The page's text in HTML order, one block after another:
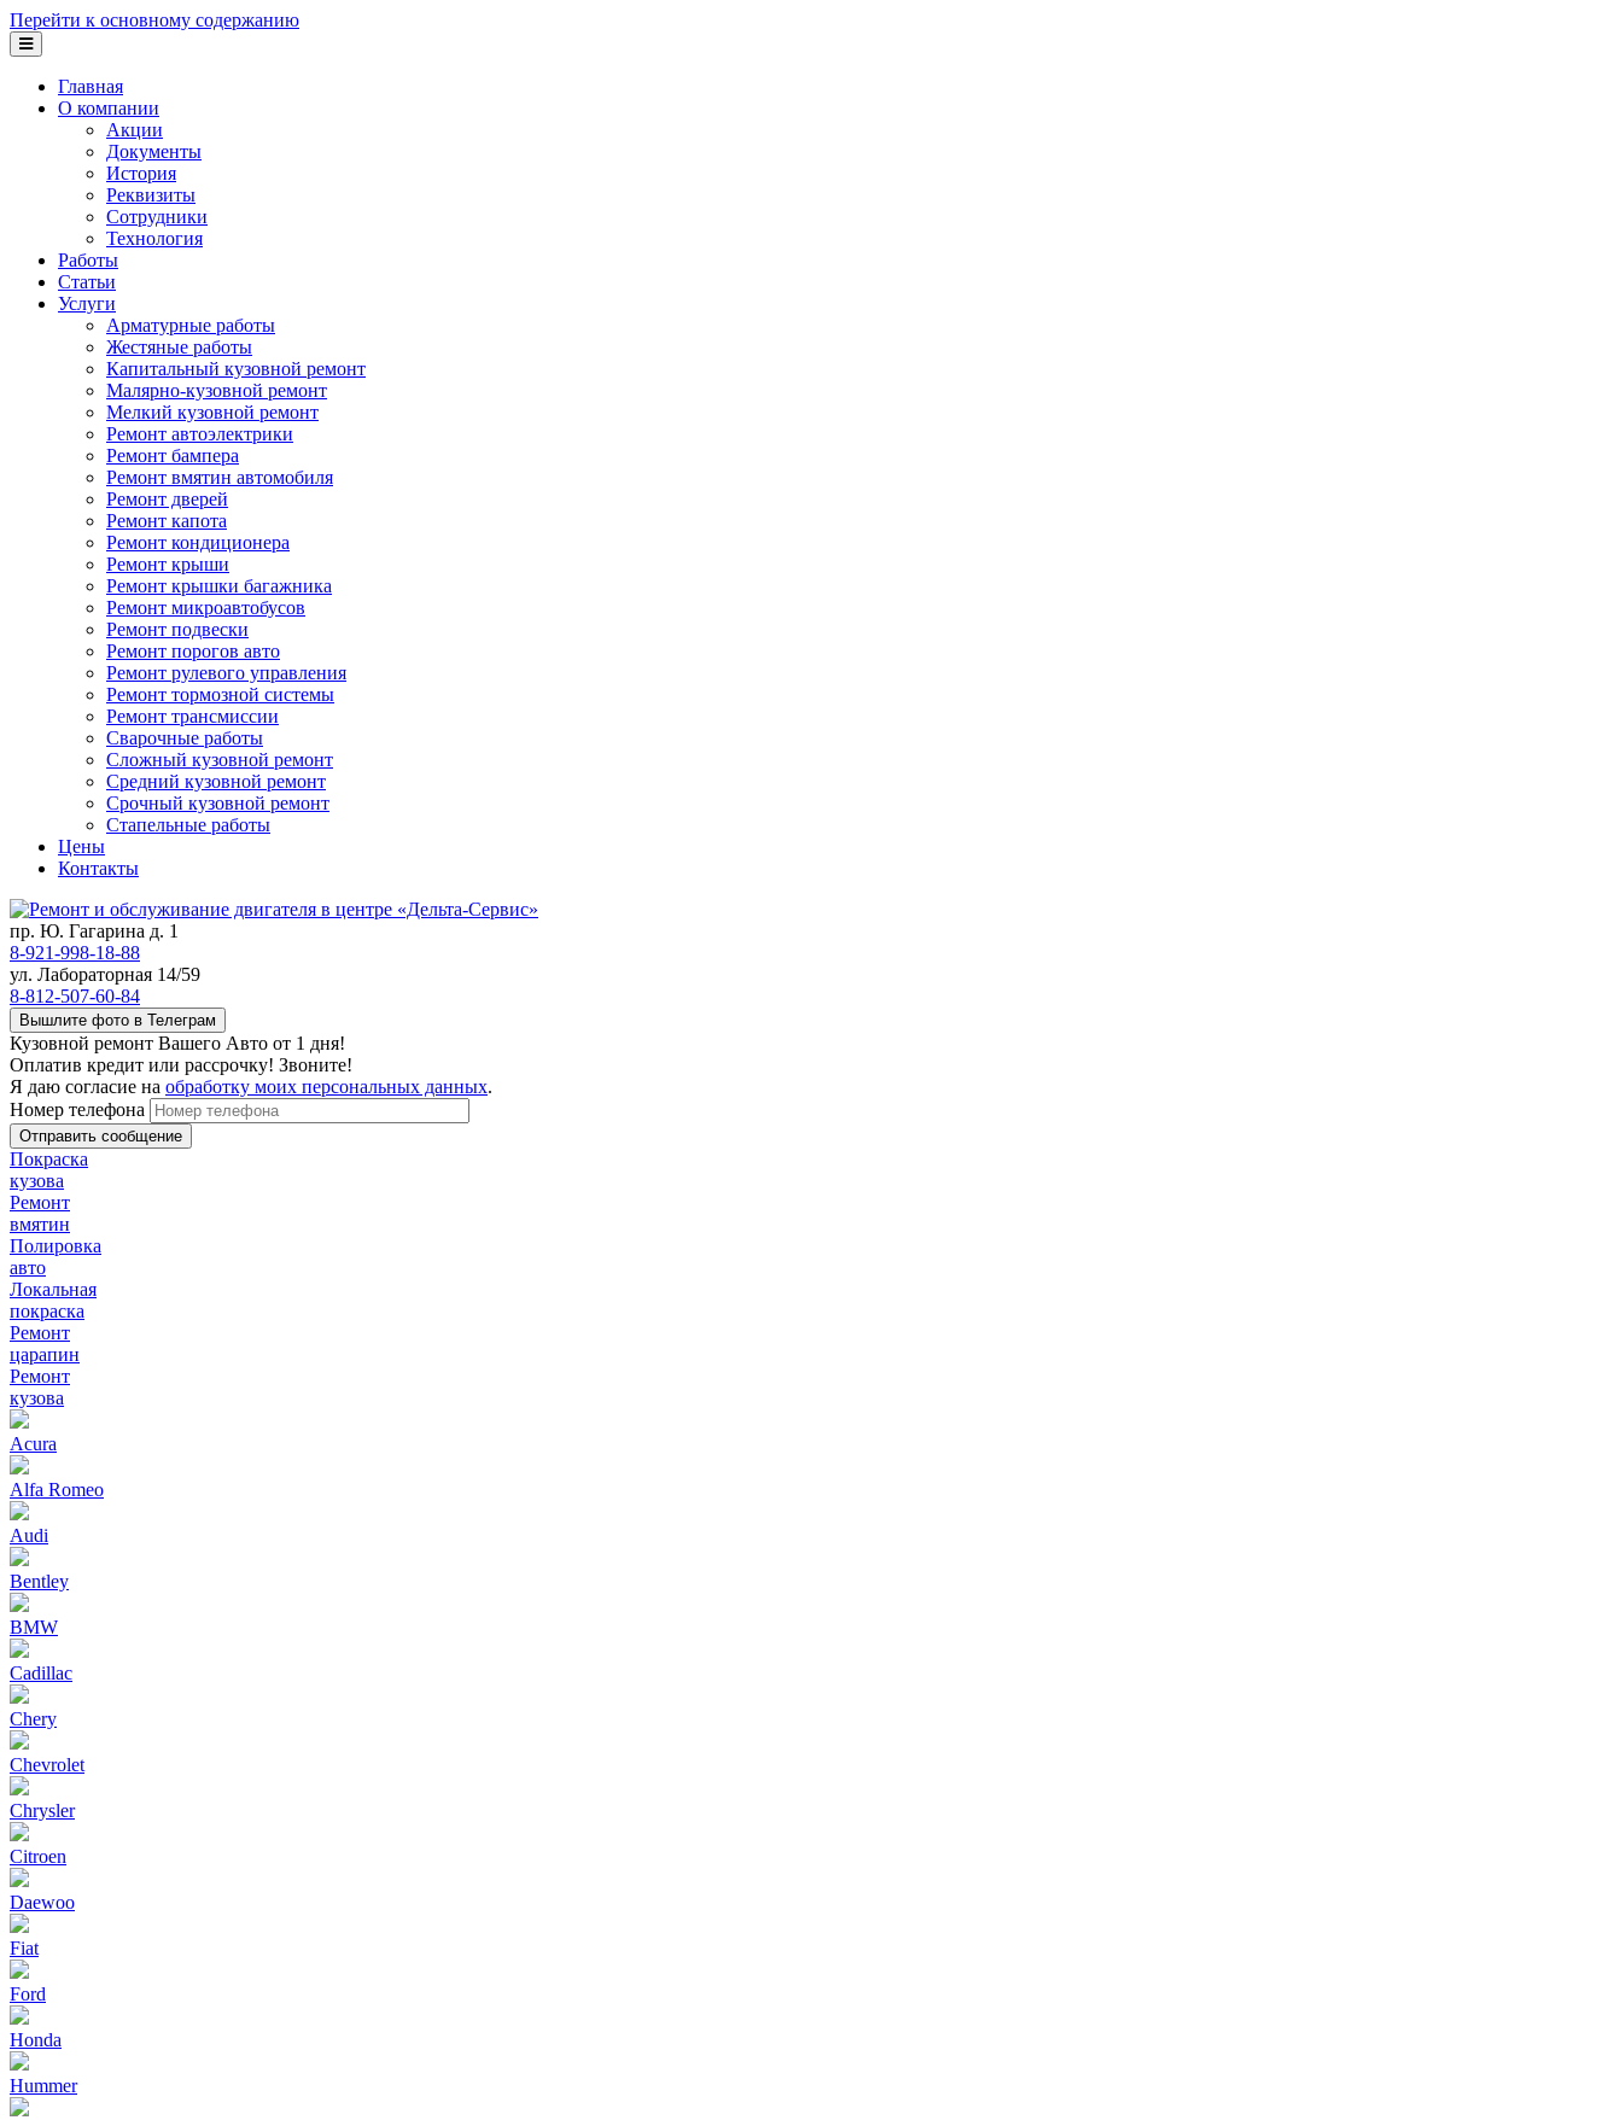
Перейти к основному содержанию
Главная
О компании
Акции
Документы
История
Реквизиты
Сотрудники
Технология
Работы
Статьи
Услуги
Арматурные работы
Жестяные работы
Капитальный кузовной ремонт
Малярно-кузовной ремонт
Мелкий кузовной ремонт
Ремонт автоэлектрики
Ремонт бампера
Ремонт вмятин автомобиля
Ремонт дверей
Ремонт капота
Ремонт кондиционера
Ремонт крыши
Ремонт крышки багажника
Ремонт микроавтобусов
Ремонт подвески
Ремонт порогов авто
Ремонт рулевого управления
Ремонт тормозной системы
Ремонт трансмиссии
Сварочные работы
Сложный кузовной ремонт
Средний кузовной ремонт
Срочный кузовной ремонт
Стапельные работы
Цены
Контакты
пр. Ю. Гагарина д. 1
8-921-998-18-88
ул. Лабораторная 14/59
8-812-507-60-84
Вышлите фото в Телеграм
Кузовной ремонт Вашего Авто от 1 дня!
Оплатив кредит или рассрочку! Звоните!
Я даю согласие на обработку моих персональных данных.
Номер телефона
Покраска
кузова
Ремонт
вмятин
Полировка
авто
Локальная
покраска
Ремонт
царапин
Ремонт
кузова
Acura
Alfa Romeo
Audi
Bentley
BMW
Cadillac
Chery
Chevrolet
Chrysler
Citroen
Daewoo
Fiat
Ford
Honda
Hummer